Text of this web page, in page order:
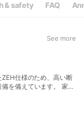
& safety FAQ
See more
仕様のため、高い断
を備えています。 家全